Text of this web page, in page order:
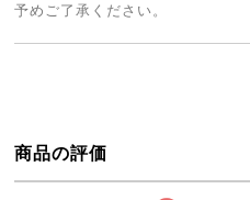
予めご了承ください。
商品の評価